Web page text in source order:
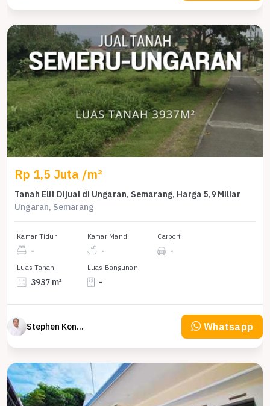
Rp 1,5 Juta /m²
Tanah Elit Dijual di Ungaran, Semarang, Harga 5,9 Miliar
Ungaran, Semarang
Kamar Tidur
-
Kamar Mandi
-
Carport
-
Luas Tanah
3937 m²
Luas Bangunan
-
Stephen Konsultan Properti Whatsapp